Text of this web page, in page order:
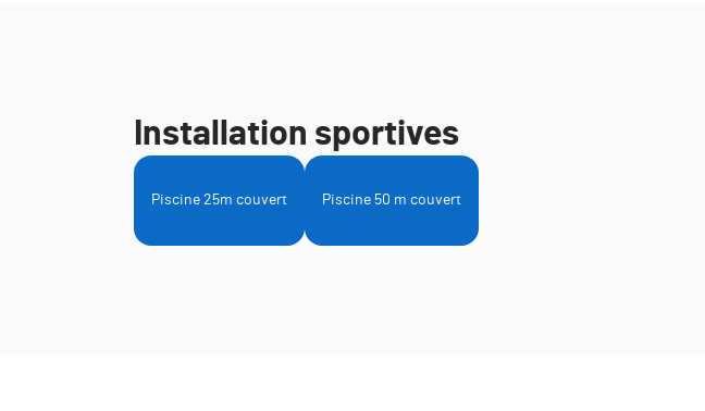
Installation sportives
Piscine 25m couvert Piscine 50 m couvert